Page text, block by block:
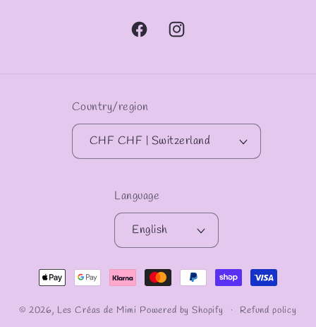
FacebookInstagram
Country/region
CHF CHF | Switzerland
Language
English
Payment
methods
© 2026, Les Créas de Mimi Powered by Shopify Refund policy